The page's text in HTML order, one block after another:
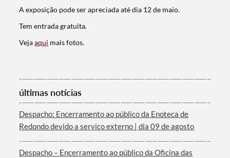
Categorias gerais
A exposição pode ser apreciada até dia 12 de maio.
Tem entrada gratuita.
Vejaaqui mais fotos.
últimas notícias
Despacho: Encerramento ao público da Enoteca de
Redondo devido a serviço externo | dia 09 de agosto
Despacho – Encerramento ao público da Oficina das